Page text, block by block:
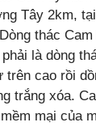
Tây 2km,
thác
là dòng
cao rồi
trắng xóa.
mại của